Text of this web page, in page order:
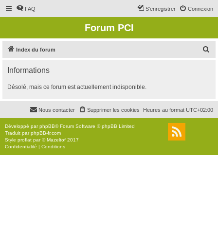
FAQ Connexion
S’enregistrer
Forum PCI
Index du forum
r
c
r
Informations
Désolé, mais ce forum est actuellement indisponible.
Heures au format UTC+02:00
Supprimer les cookies
Nous contacter
Développé parphpBB® Forum Software © phpBB Limited
Traduit parphpBB-fr.com
Style proflat par ©Mazeltof 2017
Confidentialité | Conditions